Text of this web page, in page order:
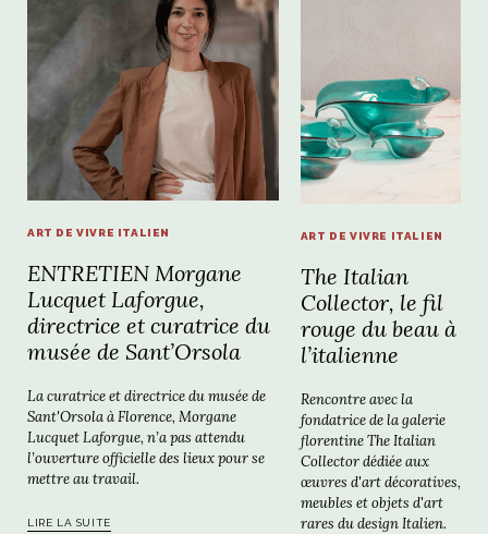
ART DE VIVRE ITALIEN
ENTRETIEN Morgane
Lucquet Laforgue,
directrice et curatrice du
musée de Sant’Orsola
La curatrice et directrice du musée de
Sant'Orsola à Florence, Morgane
Lucquet Laforgue, n’a pas attendu
l’ouverture officielle des lieux pour se
mettre au travail.
LIRE LA SUITE
ART DE VIVRE ITALIEN
The Italian
Collector, le fil
rouge du beau à
l’italienne
Rencontre avec la
fondatrice de la galerie
florentine The Italian
Collector dédiée aux
œuvres d'art décoratives,
meubles et objets d'art
rares du design Italien.